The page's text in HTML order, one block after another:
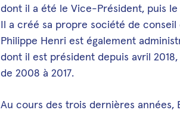
dont il a été le Vice-Président, puis le
Il a créé sa propre société de conseil
Philippe Henri est également
dont il est président depuis avril
de 2008 à 2017.
Au cours des trois dernières années,